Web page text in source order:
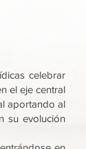
celebrar
el eje central
aportando al
su evolución